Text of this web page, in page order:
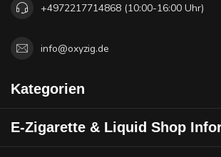
+4972217714868 (10:00-16:00 Uhr)
info@oxyzig.de
Kategorien
E-Zigarette & Liquid Shop